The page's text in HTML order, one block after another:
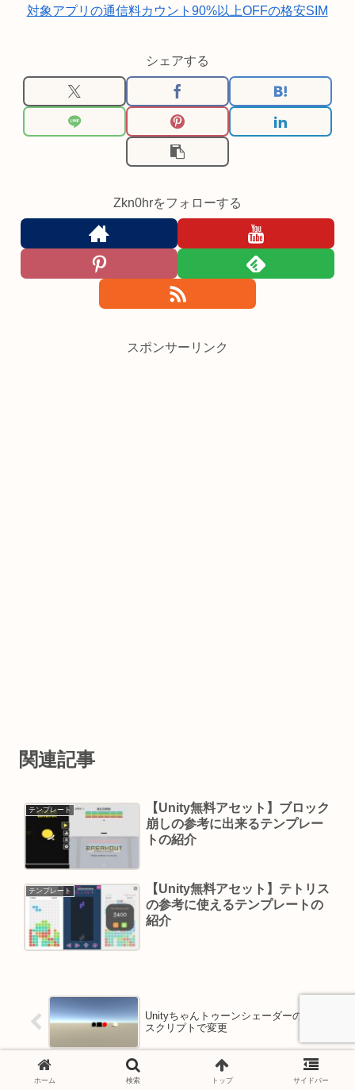
対象アプリの通信料カウント90%以上OFFの格安SIM
シェアする
Zkn0hrをフォローする
スポンサーリンク
関連記事
テンプレート
【Unity無料アセット】ブロック
崩しの参考に出来るテンプレー
トの紹介
テンプレート
【Unity無料アセット】テトリス
の参考に使えるテンプレートの
紹介
Unityちゃんトゥーンシェーダーの色を
スクリプトで変更
ホーム 検索 トップ サイドバー